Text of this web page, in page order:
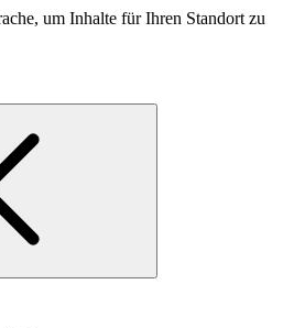
um Inhalte für Ihren Standort zu